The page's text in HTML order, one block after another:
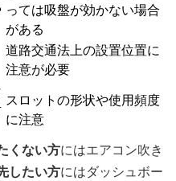
っては吸盤が効かない場合
がある
道路交通法上の設置位置に
注意が必要
スロットの形状や使用頻度
に注意
くない方にはエアコン吹き
したい方にはダッシュボー